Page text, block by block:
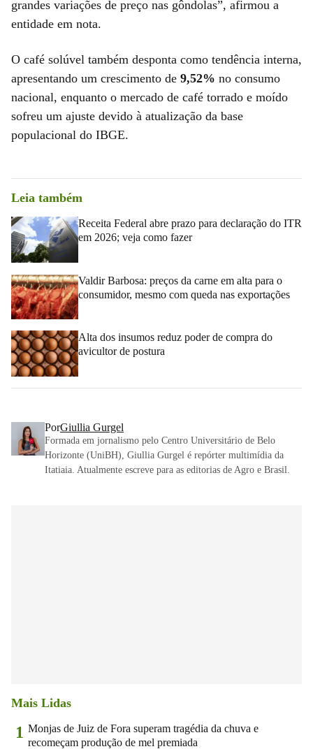
grandes variações de preço nas gôndolas”, afirmou a
entidade em nota.
O café solúvel também desponta como tendência interna,
apresentando um crescimento de 9,52% no consumo
nacional, enquanto o mercado de café torrado e moído
sofreu um ajuste devido à atualização da base
populacional do IBGE.
Leia também
Receita Federal abre prazo para declaração do ITR
em 2026; veja como fazer
Valdir Barbosa: preços da carne em alta para o
consumidor, mesmo com queda nas exportações
Alta dos insumos reduz poder de compra do
avicultor de postura
PorGiullia Gurgel
Formada em jornalismo pelo Centro Universitário de Belo
Horizonte (UniBH), Giullia Gurgel é repórter multimídia da
Itatiaia. Atualmente escreve para as editorias de Agro e Brasil.
Mais Lidas
1 Monjas de Juiz de Fora superam tragédia da chuva e
recomeçam produção de mel premiada